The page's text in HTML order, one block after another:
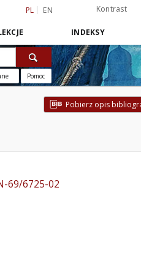
PL EN Kontrast
INDEKSY
Pomoc
Pobierz opis
69/6725-02